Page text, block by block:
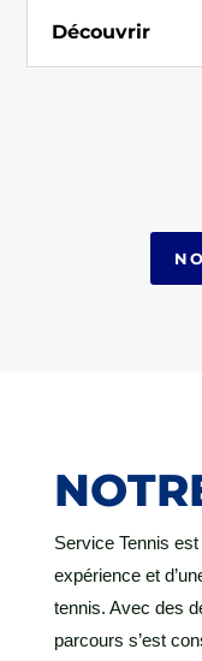
Découvrir
Service Tennis est
expérience et
tennis. Avec des
parcours s’est